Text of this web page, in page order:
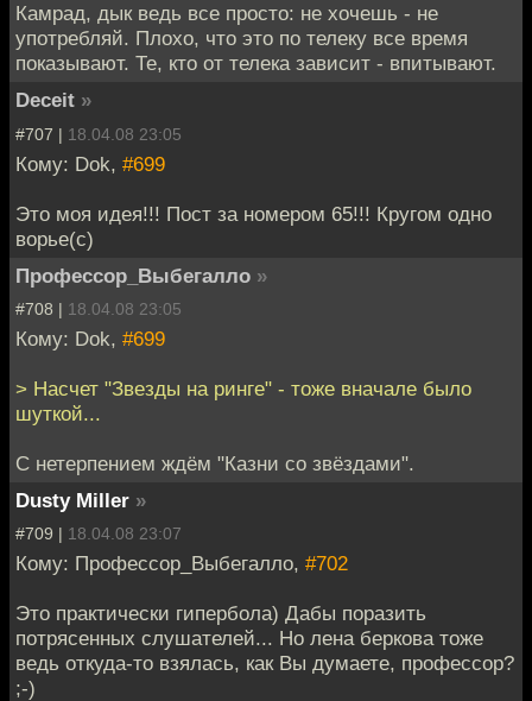
Камрад, дык ведь все просто: не хочешь - не
употребляй. Плохо, что это по телеку все время
показывают. Те, кто от телека зависит - впитывают.
Deceit »
#707 | 18.04.08 23:05
Кому: Dok, #699
Это моя идея!!! Пост за номером 65!!! Кругом одно
ворье(c)
Профессор_Выбегалло »
#708 | 18.04.08 23:05
Кому: Dok, #699
> Насчет "Звезды на ринге" - тоже вначале было
шуткой...
С нетерпением ждём "Казни со звёздами".
Dusty Miller »
#709 | 18.04.08 23:07
Кому: Профессор_Выбегалло, #702
Это практически гипербола) Дабы поразить
потрясенных слушателей... Но лена беркова тоже
ведь откуда-то взялась, как Вы думаете, профессор?
;-)